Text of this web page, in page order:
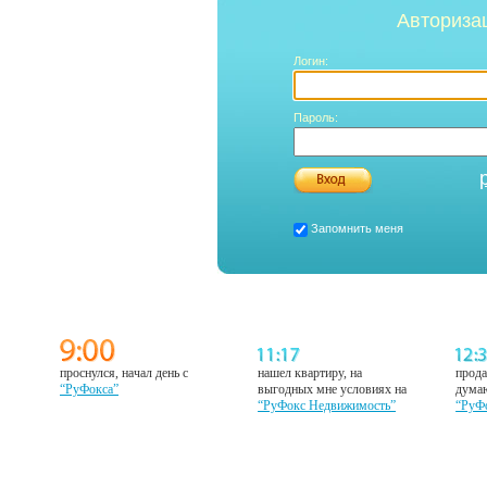
Логин:
Пароль:
Запомнить меня
проснулся, начал день с
“РуФокса”
нашел квартиру, на
выгодных мне условиях на
“РуФокс Недвижимость”